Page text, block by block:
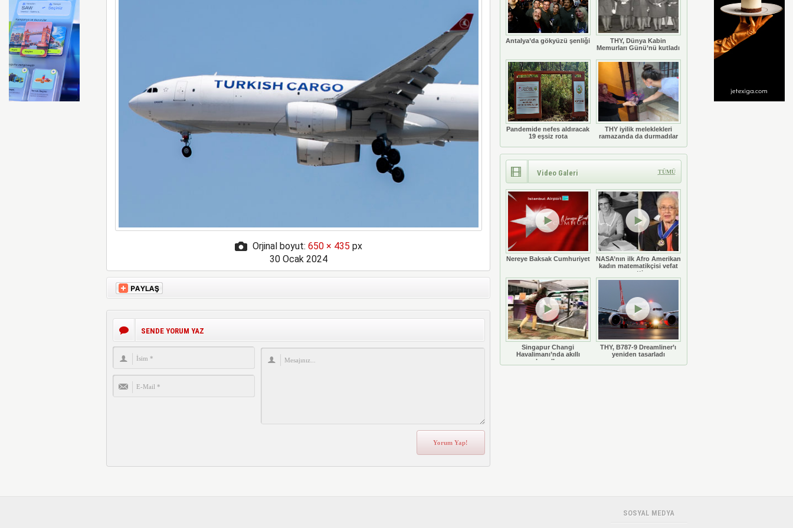
Orjinal boyut: 650 × 435 px
30 Ocak 2024
SENDE YORUM YAZ
Antalya’da gökyüzü şenliği
THY, Dünya Kabin
Memurları Günü’nü kutladı
Pandemide nefes aldıracak
19 eşsiz rota
THY iyilik meleklekleri
ramazanda da durmadılar
Video Galeri TÜMÜ
Nereye Baksak Cumhuriyet
NASA’nın ilk Afro Amerikan
kadın matematikçisi vefat
etti
Singapur Changi
Havalimanı’nda akıllı
bavullar
THY, B787-9 Dreamliner’ı
yeniden tasarladı
SOSYAL MEDYA